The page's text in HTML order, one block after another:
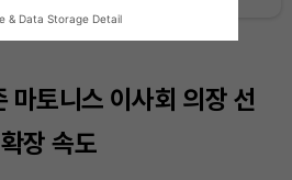
₩91,731,663(+0.18%)
마토니스 이사회 의장 선
장 속도
& Data Storage Detail